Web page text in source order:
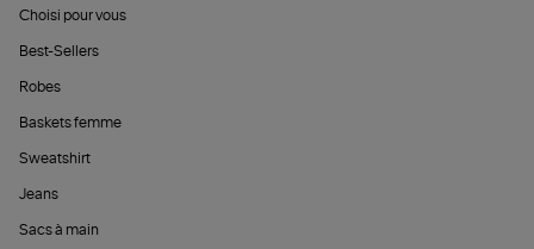
Choisi pour vous
Best-Sellers
Robes
Baskets femme
Sweatshirt
Jeans
Sacs à main